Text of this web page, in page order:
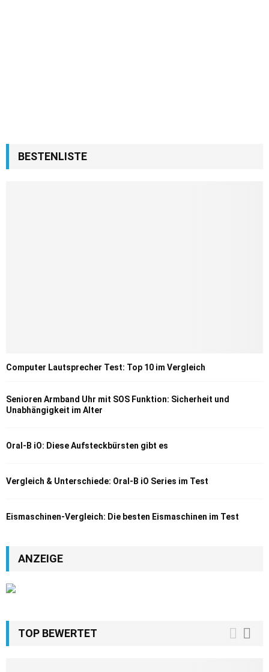
BESTENLISTE
Computer Lautsprecher Test: Top 10 im Vergleich
Senioren Armband Uhr mit SOS Funktion: Sicherheit und
Unabhängigkeit im Alter
Oral-B iO: Diese Aufsteckbürsten gibt es
Vergleich & Unterschiede: Oral-B iO Series im Test
Eismaschinen-Vergleich: Die besten Eismaschinen im Test
ANZEIGE
TOP BEWERTET